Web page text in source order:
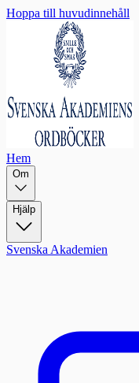
Hoppa till huvudinnehåll
Hem
Om
Hjälp
Svenska Akademien